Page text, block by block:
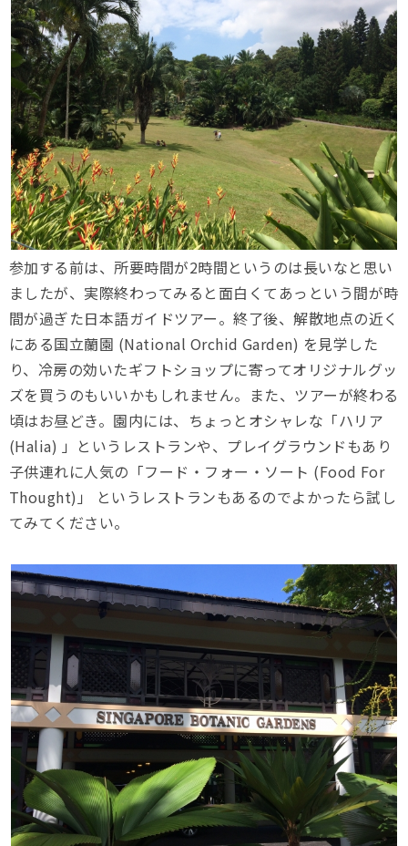
参加する前は、所要時間が2時間というのは長いなと思い
ましたが、実際終わってみると面白くてあっという間が時
間が過ぎた日本語ガイドツアー。終了後、解散地点の近く
にある国立蘭園 (National Orchid Garden) を見学した
り、冷房の効いたギフトショップに寄ってオリジナルグッ
ズを買うのもいいかもしれません。また、ツアーが終わる
頃はお昼どき。園内には、ちょっとオシャレな「ハリア
(Halia) 」というレストランや、プレイグラウンドもあり
子供連れに人気の「フード・フォー・ソート (Food For
Thought)」 というレストランもあるのでよかったら試し
てみてください。